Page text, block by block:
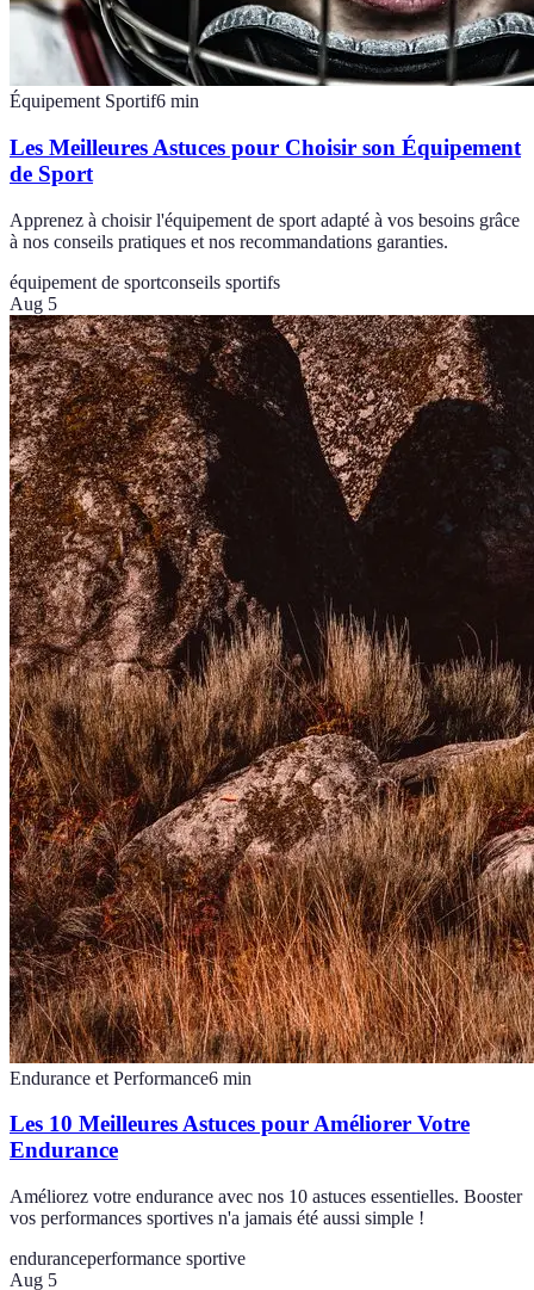
Équipement Sportif6 min
Les Meilleures Astuces pour Choisir son Équipement
de Sport
Apprenez à choisir l'équipement de sport adapté à vos besoins grâce
à nos conseils pratiques et nos recommandations garanties.
équipement de sportconseils sportifs
Aug 5
Endurance et Performance6 min
Les 10 Meilleures Astuces pour Améliorer Votre
Endurance
Améliorez votre endurance avec nos 10 astuces essentielles. Booster
vos performances sportives n'a jamais été aussi simple !
enduranceperformance sportive
Aug 5